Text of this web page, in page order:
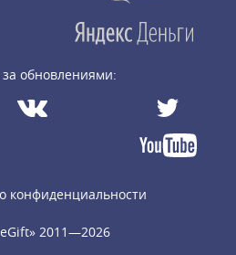
за обновлениями:
конфиденциальности
2011—2026